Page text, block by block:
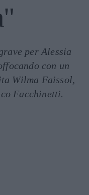
per Alessia
con un
Wilma Faissol,
Facchinetti.